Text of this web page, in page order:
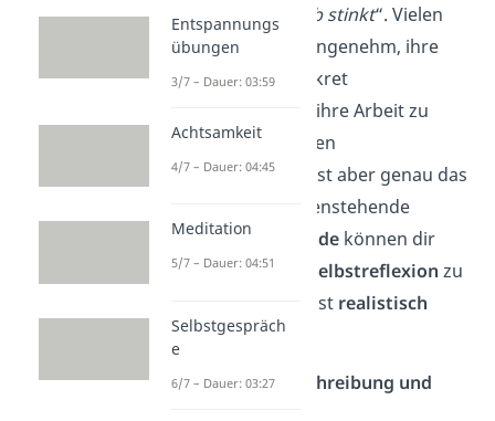
Sprichwort „
Eigenlob stinkt“. Vielen
Menschen ist es unangenehm, ihre
eigenen Erfolge konkret
hervorzuheben und ihre Arbeit zu
loben — in einer guten
Selbsteinschätzung ist aber genau das
enorm wichtig! Außenstehende
Kollegenoder Freundekönnen dir
dabei helfen, deine
Selbstreflexion zu
und dich selbst realistisch
einzuschätzen.
✓
Achte auf Rechtschreibung und
Entspannungs
übungen
3/7 – Dauer: 03:59
Achtsamkeit
4/7 – Dauer: 04:45
Meditation
5/7 – Dauer: 04:51
Selbstgespräch
e
6/7 – Dauer: 03:27